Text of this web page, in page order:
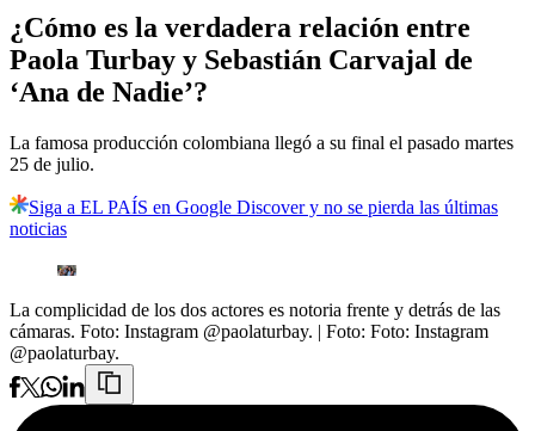
¿Cómo es la verdadera relación entre
Paola Turbay y Sebastián Carvajal de
‘Ana de Nadie’?
La famosa producción colombiana llegó a su final el pasado martes
25 de julio.
Siga a EL PAÍS en Google Discover y no se pierda las últimas
noticias
La complicidad de los dos actores es notoria frente y detrás de las
cámaras. Foto: Instagram @paolaturbay. | Foto: Foto: Instagram
@paolaturbay.